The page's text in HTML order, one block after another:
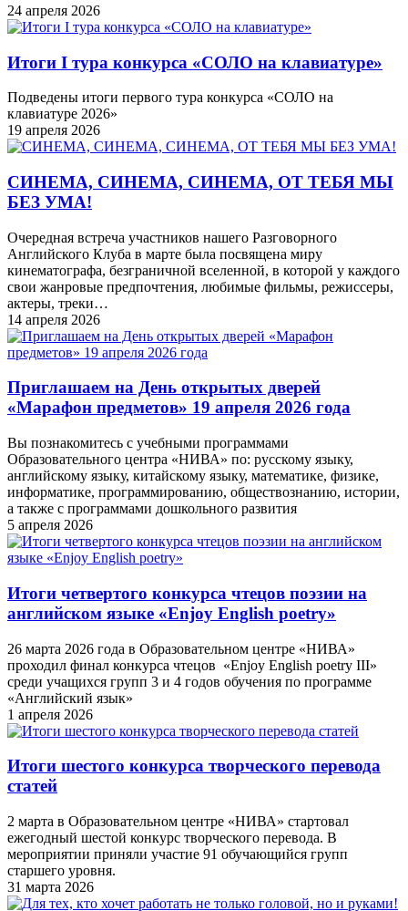
24 апреля 2026
Итоги I тура конкурса «СОЛО на клавиатуре»
Подведены итоги первого тура конкурса «СОЛО на
клавиатуре 2026»
19 апреля 2026
СИНЕМА, СИНЕМА, СИНЕМА, ОТ ТЕБЯ МЫ
БЕЗ УМА!
Очередная встреча участников нашего Разговорного
Английского Клуба в марте была посвящена миру
кинематографа, безграничной вселенной, в которой у каждого
свои жанровые предпочтения, любимые фильмы, режиссеры,
актеры, треки…
14 апреля 2026
Приглашаем на День открытых дверей
«Марафон предметов» 19 апреля 2026 года
Вы познакомитесь с учебными программами
Образовательного центра «НИВА» по: русскому языку,
английскому языку, китайскому языку, математике, физике,
информатике, программированию, обществознанию, истории,
а также с программами дошкольного развития
5 апреля 2026
Итоги четвертого конкурса чтецов поэзии на
английском языке «Enjoy English poetry»
26 марта 2026 года в Образовательном центре «НИВА»
проходил финал конкурса чтецов «Enjoy English poetry III»
среди учащихся групп 3 и 4 годов обучения по программе
«Английский язык»
1 апреля 2026
Итоги шестого конкурса творческого перевода
статей
2 марта в Образовательном центре «НИВА» стартовал
ежегодный шестой конкурс творческого перевода. В
мероприятии приняли участие 91 обучающийся групп
старшего уровня.
31 марта 2026